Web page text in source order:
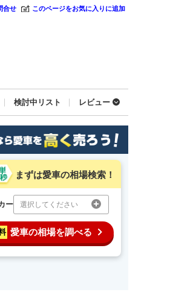
合せ このページをお気に入りに追加
検討中リスト レビュー
まずは愛車の相場検索！
ー 選択してください
愛車の相場を調べる